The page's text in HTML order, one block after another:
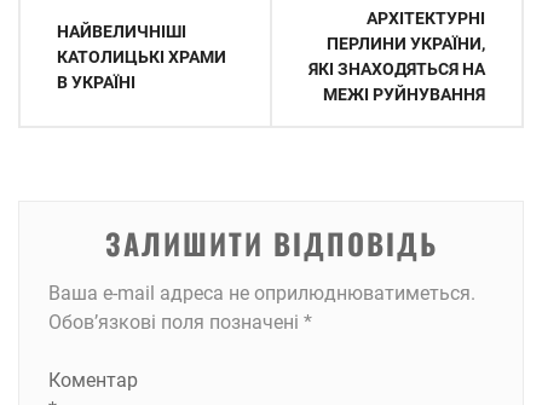
записів
НАЙВЕЛИЧНІШІ
КАТОЛИЦЬКІ ХРАМИ
В УКРАЇНІ
АРХІТЕКТУРНІ
ПЕРЛИНИ УКРАЇНИ,
ЯКІ ЗНАХОДЯТЬСЯ НА
МЕЖІ РУЙНУВАННЯ
ЗАЛИШИТИ ВІДПОВІДЬ
Ваша e-mail адреса не оприлюднюватиметься.
Обов’язкові поля позначені *
Коментар